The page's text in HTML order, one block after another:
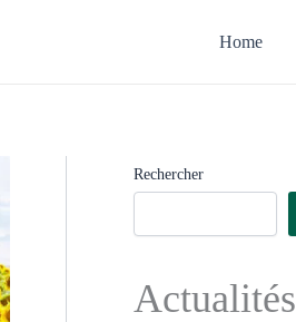
Home
Rechercher
Actualités